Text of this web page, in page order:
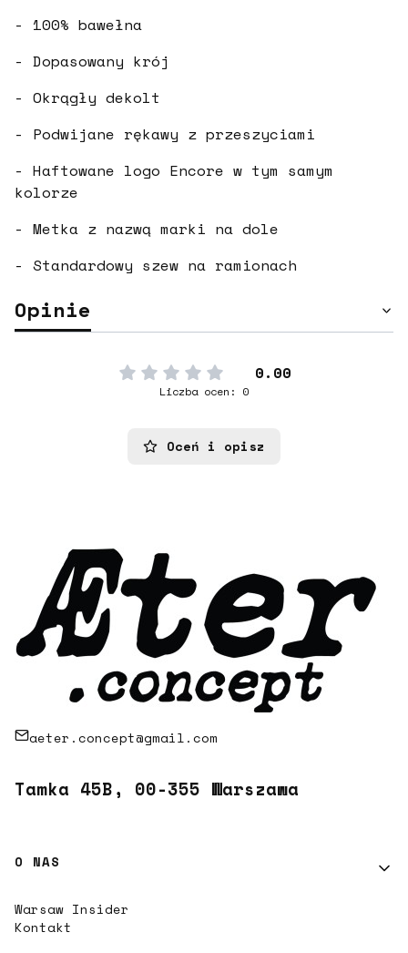
- 100% bawełna
- Dopasowany krój
- Okrągły dekolt
- Podwijane rękawy z przeszyciami
- Haftowane logo Encore w tym samym
kolorze
- Metka z nazwą marki na dole
- Standardowy szew na ramionach
Opinie
0.00
Liczba ocen: 0
Oceń i opisz
aeter.concept@gmail.com
Tamka 45B, 00-355 Warszawa
Linki w stopce
O NAS
Warsaw Insider
Kontakt